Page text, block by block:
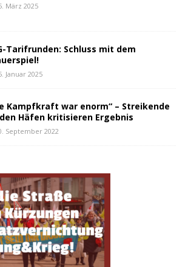
März 2025
Tarifrunden: Schluss mit dem
Januar 2025
Kampfkraft war enorm“ – Streikende
Häfen kritisieren Ergebnis
September 2022